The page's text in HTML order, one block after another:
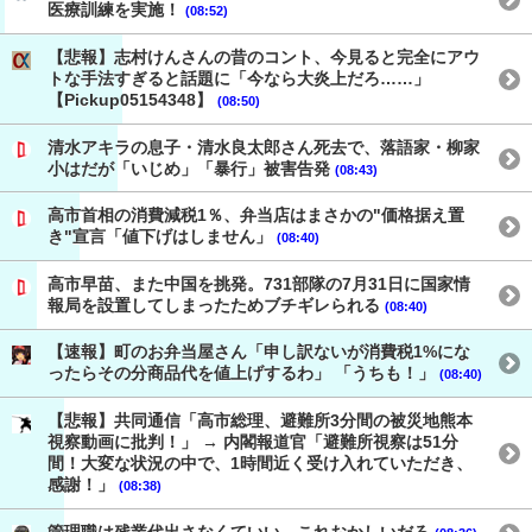
医療訓練を実施！ (08:52)
【悲報】志村けんさんの昔のコント、今見ると完全にアウ
トな手法すぎると話題に「今なら大炎上だろ……」
【Pickup05154348】
(08:50)
清水アキラの息子・清水良太郎さん死去で、落語家・柳家
小はだが「いじめ」「暴行」被害告発 (08:43)
高市首相の消費減税1％、弁当店はまさかの"価格据え置
き"宣言「値下げはしません」
(08:40)
高市早苗、また中国を挑発。731部隊の7月31日に国家情
報局を設置してしまったためブチギレられる (08:40)
【速報】町のお弁当屋さん「申し訳ないが消費税1%にな
ったらその分商品代を値上げするわ」 「うちも！」
(08:40)
【悲報】共同通信「高市総理、避難所3分間の被災地熊本
視察動画に批判！」 → 内閣報道官「避難所視察は51分
間！大変な状況の中で、1時間近く受け入れていただき、
感謝！」
(08:38)